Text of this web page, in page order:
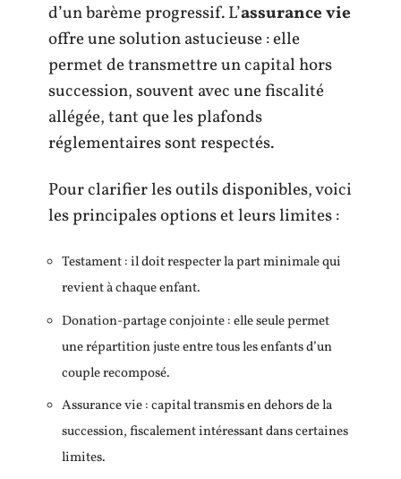
d’un barème progressif. L’assurance vie
offre une solution astucieuse : elle
permet de transmettre un capital hors
succession, souvent avec une fiscalité
allégée, tant que les plafonds
réglementaires sont respectés.
Pour clarifier les outils disponibles, voici
les principales options et leurs limites :
Testament : il doit respecter la part minimale qui
revient à chaque enfant.
Donation-partage conjointe : elle seule permet
une répartition juste entre tous les enfants d’un
couple recomposé.
Assurance vie : capital transmis en dehors de la
succession, fiscalement intéressant dans certaines
limites.